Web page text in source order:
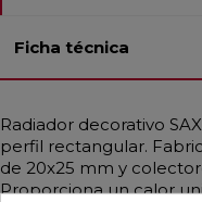
Ficha técnica
Radiador decorativo
perfil rectangular.
de 20x25 mm y
Proporciona un calor